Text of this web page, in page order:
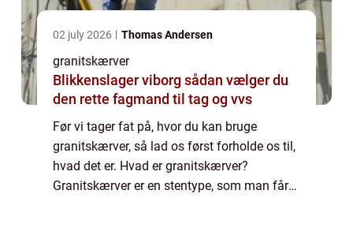
02 july 2026 Thomas Andersen
granitskærver
Blikkenslager viborg sådan vælger du
den rette fagmand til tag og vvs
Før vi tager fat på, hvor du kan bruge
granitskærver, så lad os først forholde os til,
hvad det er. Hvad er granitskærver?
Granitskærver er en stentype, som man får